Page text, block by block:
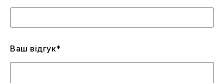
Ваш відгук*